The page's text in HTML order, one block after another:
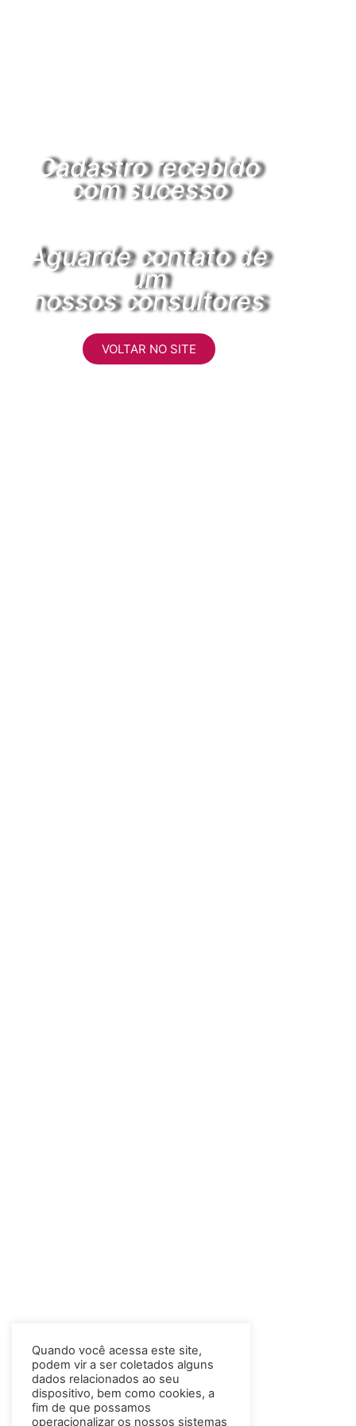
Cadastro recebido
com sucesso
Aguarde contato de
um
nossos consultores
VOLTAR NO SITE
Quando você acessa este site,
podem vir a ser coletados alguns
dados relacionados ao seu
dispositivo, bem como cookies, a
fim de que possamos
operacionalizar os nossos sistemas